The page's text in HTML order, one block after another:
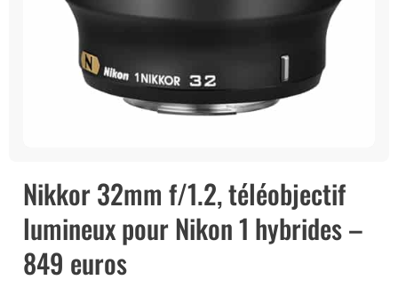
Nikkor 32mm f/1.2, téléobjectif
lumineux pour Nikon 1 hybrides –
849 euros